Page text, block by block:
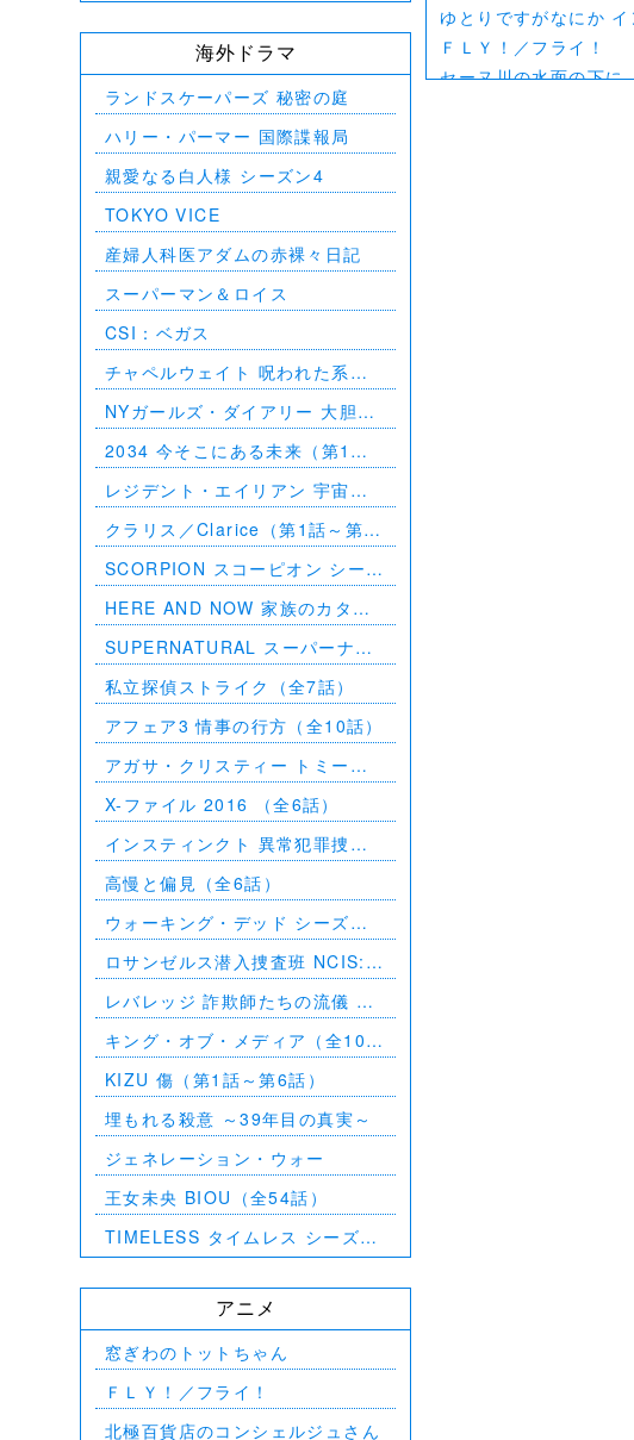
ゆとりですがなにか
ＦＬＹ！／フライ！
セーヌ川の水面の下に
海外ドラマ
ランドスケーパーズ 秘密の庭
ハリー・パーマー 国際諜報局
親愛なる白人様 シーズン4
TOKYO VICE
産婦人科医アダムの赤裸々日記
スーパーマン＆ロイス
CSI：ベガス
チャペルウェイト 呪われた系譜
（第1話～第10話）
NYガールズ・ダイアリー 大胆不
敵な私たち シーズン5（第1話～
第2話）
2034 今そこにある未来（第1話
～第6話）
レジデント・エイリアン 宇宙か
らの訪問者（第1話～第7話）
クラリス／Clarice（第1話～第9
話）
SCORPION スコーピオン シーズ
ン1（第1話～第21話）
HERE AND NOW 家族のカタチ
（全10話）
SUPERNATURAL スーパーナチ
ュラル シーズン11（全23話）
私立探偵ストライク（全7話）
アフェア3 情事の行方（全10話）
アガサ・クリスティー トミーと
タペンス －2人で探偵を－
X-ファイル 2016 （全6話）
インスティンクト 異常犯罪捜査
シーズン1（全13話）
高慢と偏見（全6話）
ウォーキング・デッド シーズン
8（第1話～第16話）
ロサンゼルス潜入捜査班 NCIS:
Los Angeles シーズン5（第2話
～第24話）
レバレッジ 詐欺師たちの流儀 シ
ーズン1（全13話）
キング・オブ・メディア（全10
話）
KIZU 傷（第1話～第6話）
埋もれる殺意 ～39年目の真実～
ジェネレーション・ウォー
王女未央 BIOU（全54話）
TIMELESS タイムレス シーズン
1（全16話）
アニメ
窓ぎわのトットちゃん
ＦＬＹ！／フライ！
北極百貨店のコンシェルジュさん